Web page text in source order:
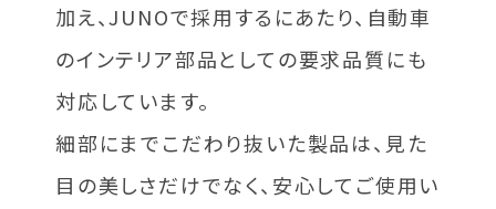
加え、JUNOで採用するにあたり、自動車
のインテリア部品としての要求品質にも
対応しています。
細部にまでこだわり抜いた製品は、見た
目の美しさだけでなく、安心してご使用い